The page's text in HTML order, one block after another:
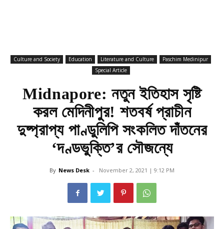
Culture and Society Education Literature and Culture
Paschim Medinipur
Special Article
Midnapore: নতুন ইতিহাস সৃষ্টি
করল মেদিনীপুর! শতবর্ষ প্রাচীন
দুষ্প্রাপ্য পাণ্ডুলিপি সংকলিত দাঁতনের
‘দণ্ডভুক্তি’র সৌজন্যে
By News Desk - November 2, 2021 | 9:12 PM